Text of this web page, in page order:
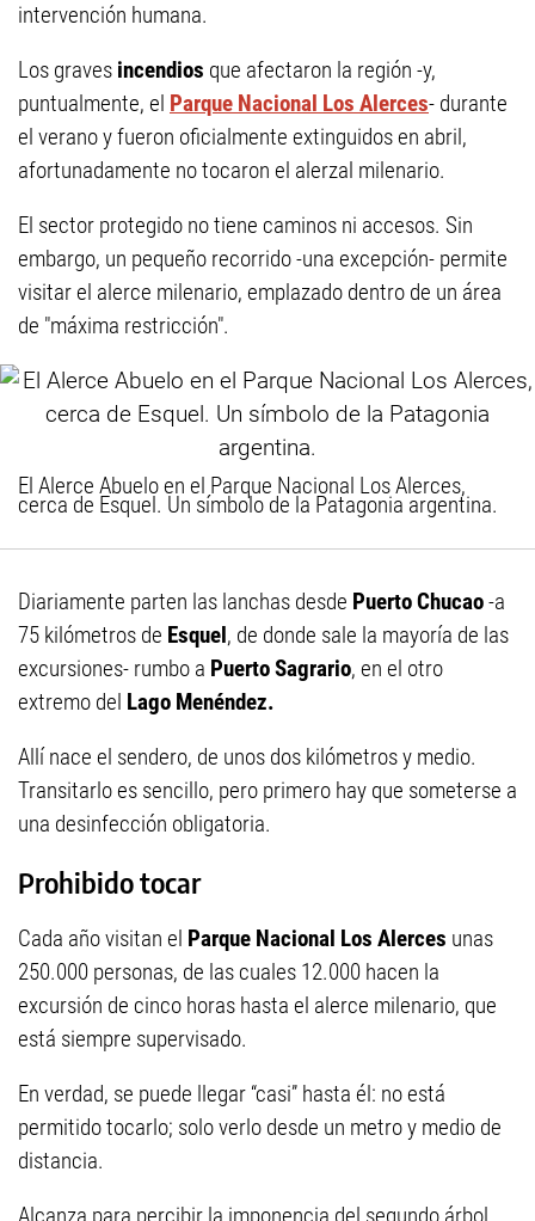
intervención humana.
Los graves incendios que afectaron la región -y,
puntualmente, el Parque Nacional Los Alerces- durante
el verano y fueron oficialmente extinguidos en abril,
afortunadamente no tocaron el alerzal milenario.
El sector protegido no tiene caminos ni accesos. Sin
embargo, un pequeño recorrido -una excepción- permite
visitar el alerce milenario, emplazado dentro de un área
de "máxima restricción".
El Alerce Abuelo en el Parque Nacional Los Alerces,
cerca de Esquel. Un símbolo de la Patagonia argentina.
Diariamente parten las lanchas desde Puerto Chucao-a
75 kilómetros de Esquel, de donde sale la mayoría de las
excursiones- rumbo a Puerto Sagrario, en el otro
extremo del Lago Menéndez.
Allí nace el sendero, de unos dos kilómetros y medio.
Transitarlo es sencillo, pero primero hay que someterse a
una desinfección obligatoria.
Prohibido tocar
Cada año visitan el Parque Nacional Los Alerces unas
250.000 personas, de las cuales 12.000 hacen la
excursión de cinco horas hasta el alerce milenario, que
está siempre supervisado.
En verdad, se puede llegar “casi” hasta él: no está
permitido tocarlo; solo verlo desde un metro y medio de
distancia.